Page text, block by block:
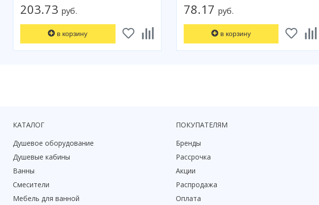
203.73 руб.
в корзину
78.17 руб.
в корзину
КАТАЛОГ
Душевое оборудование
Душевые кабины
Ванны
Смесители
Мебель для ванной
ПОКУПАТЕЛЯМ
Бренды
Рассрочка
Акции
Распродажа
Оплата